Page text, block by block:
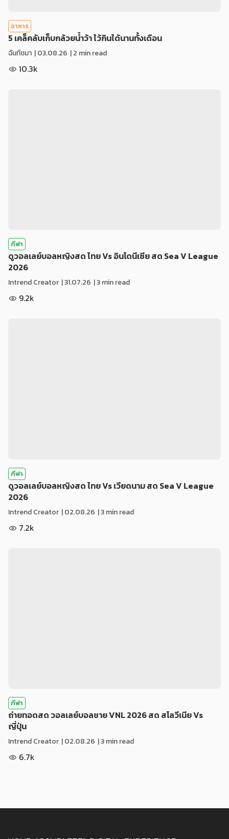
อาหาร
5 เคล็คลับเก็บกล้วยน้ำว้า ไว้กินได้นานทั้งเดือน
ฉันท์ชมา |03.08.26 | 2 min read
10.3k
กีฬา
ดูวอลเลย์บอลหญิงสด ไทย Vs อินโดนีเซีย สด Sea V League
2026
Intrend Creator |31.07.26 | 3 min read
9.2k
กีฬา
ดูวอลเลย์บอลหญิงสด ไทย Vs เวียดนาม สด Sea V League
2026
Intrend Creator |02.08.26 | 3 min read
7.2k
กีฬา
ถ่ายทอดสด วอลเลย์บอลชาย VNL 2026 สด สโลวีเนีย Vs
ญี่ปุ่น
Intrend Creator |02.08.26 | 3 min read
6.7k